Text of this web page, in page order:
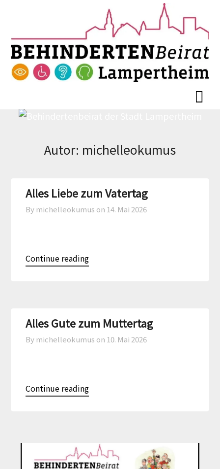
Autor: michelleokumus
Alles Liebe zum Vatertag
By michelleokumus on 14. Mai 2026
Continue reading
Alles Gute zum Muttertag
By michelleokumus on 10. Mai 2026
Continue reading